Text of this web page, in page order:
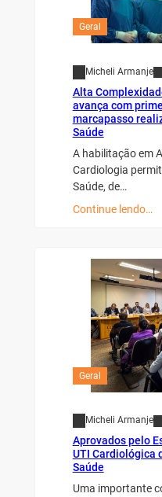
Geral
Micheli Armanje
Alta
avança com
marcapasso
Saúde
A habilitação em
Cardiologia
Saúde, de…
Continue lendo…
Geral
Micheli Armanje
Aprovados pelo
UTI Cardiológica
Saúde
Uma importante